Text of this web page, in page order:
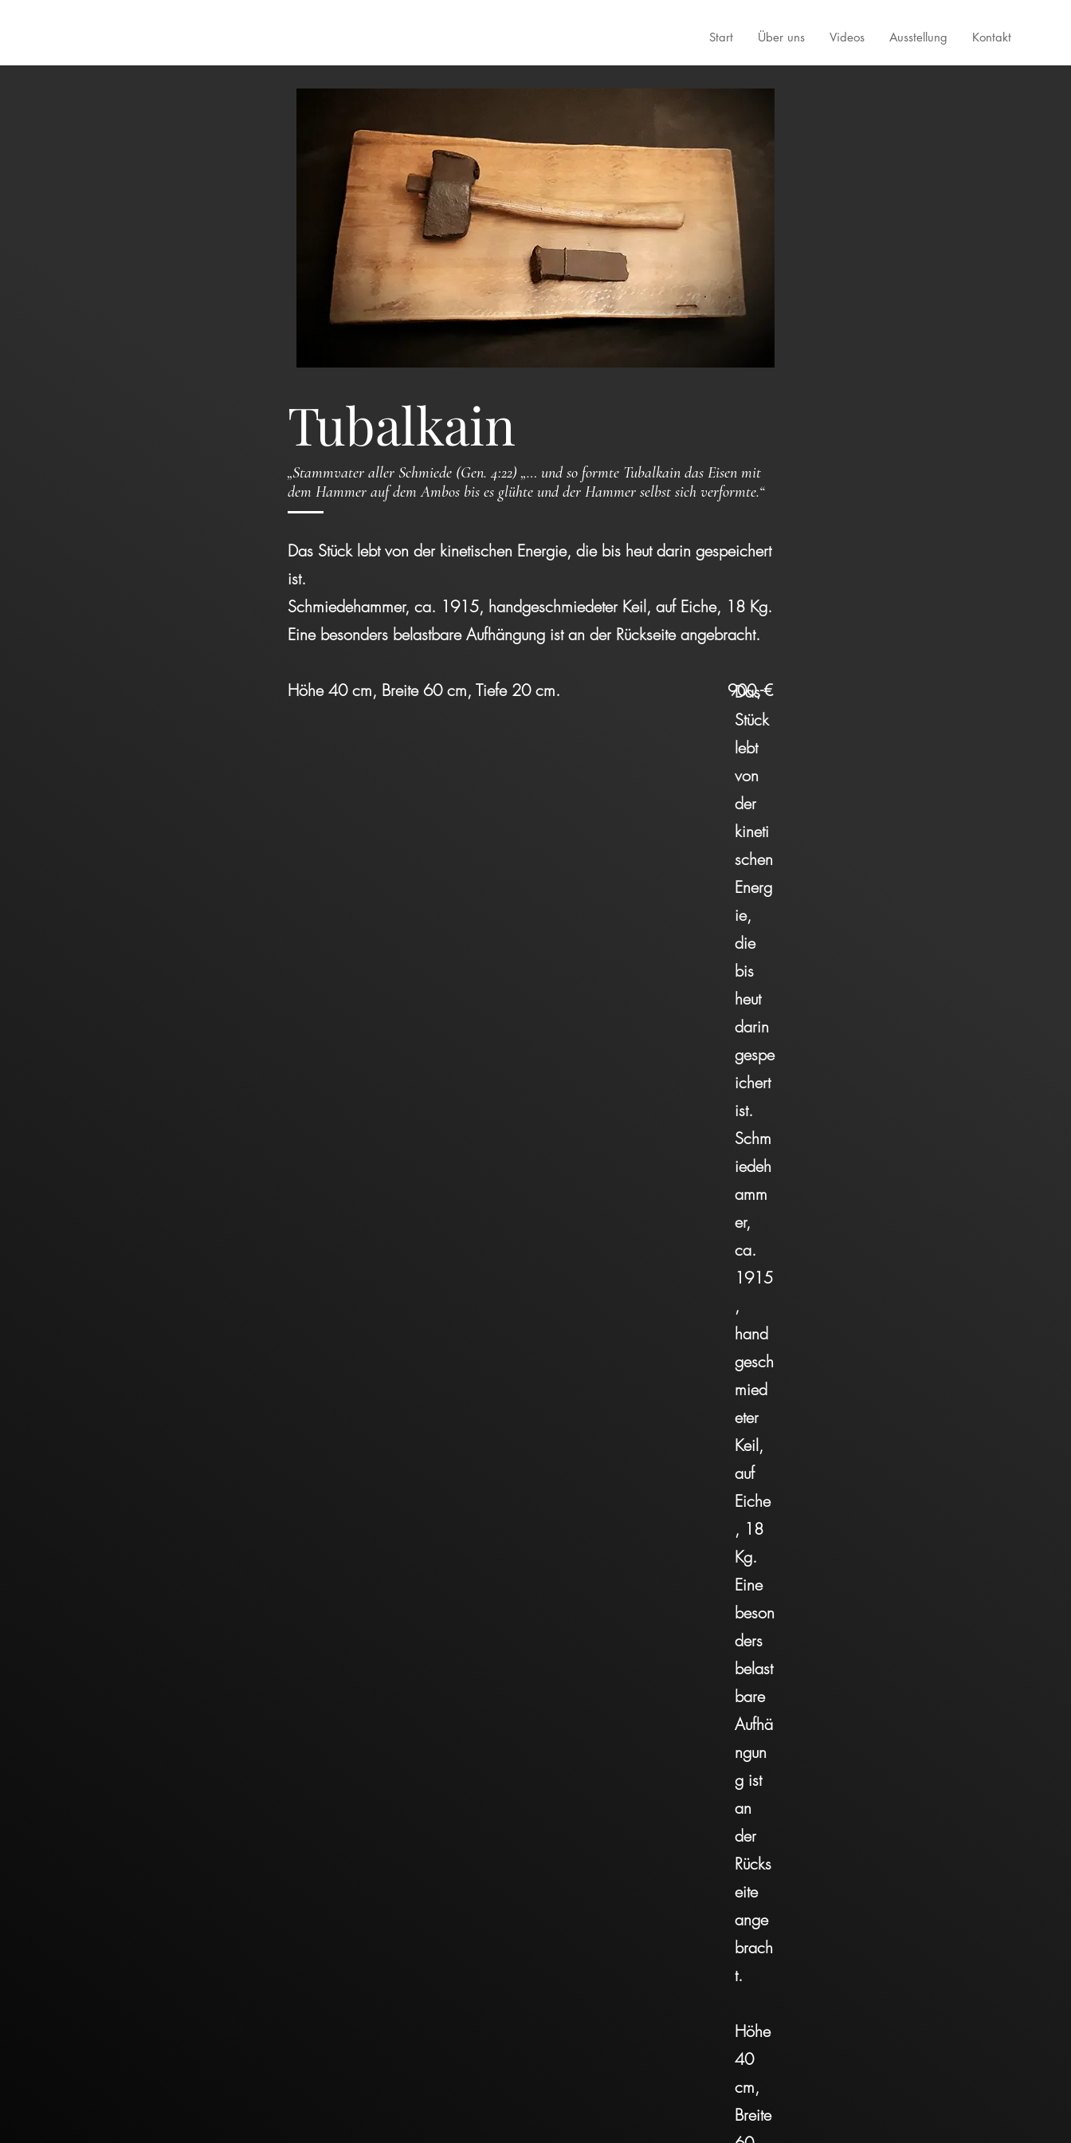
Start Über uns Videos Ausstellung Kontakt
Tubalkain
„Stammvater aller Schmiede (Gen. 4:22) „… und so formte Tubalkain das Eisen mit
dem Hammer auf dem Ambos bis es glühte und der Hammer selbst sich verformte.“
Das Stück lebt von der kinetischen Energie, die bis heut darin gespeichert
ist.
Schmiedehammer, ca. 1915, handgeschmiedeter Keil, auf Eiche, 18 Kg.
Eine besonders belastbare Aufhängung ist an der Rückseite angebracht.
Höhe 40 cm, Breite 60 cm, Tiefe 20 cm. 900,-€
Das
Stück
lebt
von
der
kineti
schen
Energ
ie,
die
bis
heut
darin
gespe
ichert
ist.
Schm
iedeh
amm
er,
ca.
1915
,
hand
gesch
mied
eter
Keil,
auf
Eiche
, 18
Kg.
Eine
beson
ders
belast
bare
Aufhä
ngun
g ist
an
der
Rücks
eite
ange
brach
t.
Höhe
40
cm,
Breite